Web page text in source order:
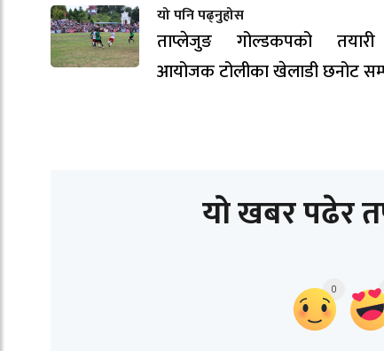
यो पनि पढ्नुहोस
ताप्लेजुङ गोल्डकपको तयारी
आयोजक टोलीका खेलाडी छनोट
यो खबर पढेर
0